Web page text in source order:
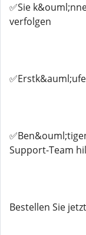
✅Sie
verfolgen
Support-Team
Bestellen Sie